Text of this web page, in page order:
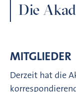
Die
MITGLIEDER
Derzeit hat die